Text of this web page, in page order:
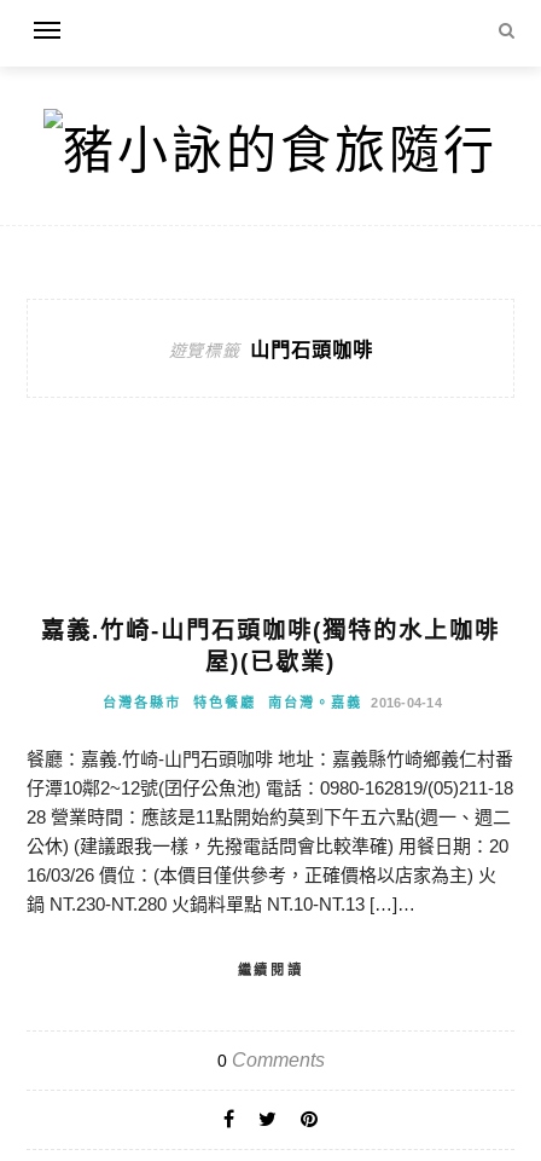
遊覽標籤 山門石頭咖啡
嘉義.竹崎-山門石頭咖啡(獨特的水上咖啡
屋)(已歇業)
台灣各縣市 特色餐廳 南台灣。嘉義 2016-04-14
餐廳：嘉義.竹崎-山門石頭咖啡 地址：嘉義縣竹崎鄉義仁村番
仔潭10鄰2~12號(囝仔公魚池) 電話：0980-162819/(05)211-18
28 營業時間：應該是11點開始約莫到下午五六點(週一、週二
公休) (建議跟我一樣，先撥電話問會比較準確) 用餐日期：20
16/03/26 價位：(本價目僅供參考，正確價格以店家為主) 火
鍋 NT.230-NT.280 火鍋料單點 NT.10-NT.13 […]…
繼續閱讀
0Comments